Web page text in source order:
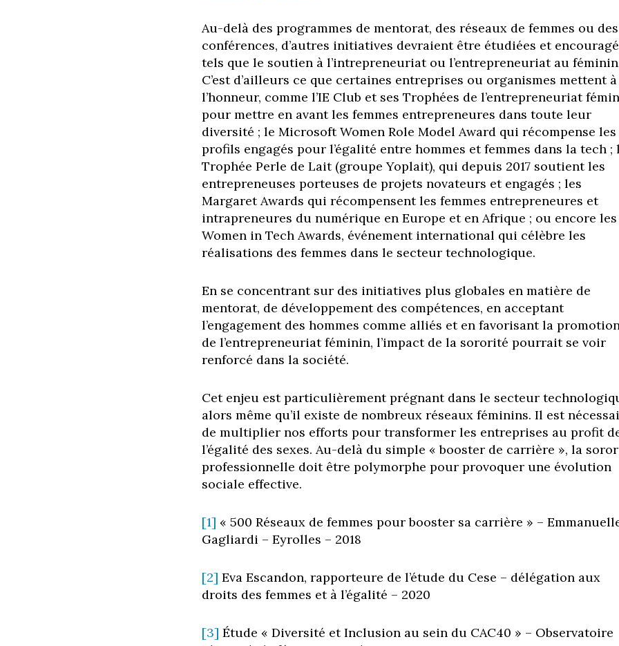
Au-delà des programmes de mentorat, des réseaux de femmes ou des
conférences, d’autres initiatives devraient être étudiées et
tels que le soutien à l’intrepreneuriat ou l’entrepreneuriat au
C’est d’ailleurs ce que certaines entreprises ou organismes mettent à
l’honneur, comme l’IE Club et ses Trophées de l’entrepreneuriat
pour mettre en avant les femmes entrepreneures dans toute leur
diversité ; le Microsoft Women Role Model Award qui récompense les
profils engagés pour l’égalité entre hommes et femmes dans la tech ;
Trophée Perle de Lait (groupe Yoplait), qui depuis 2017 soutient les
entrepreneuses porteuses de projets novateurs et engagés ; les
Margaret Awards qui récompensent les femmes entrepreneures et
intrapreneures du numérique en Europe et en Afrique ; ou encore les
Women in Tech Awards, événement international qui célèbre les
réalisations des femmes dans le secteur technologique.
En se concentrant sur des initiatives plus globales en matière de
mentorat, de développement des compétences, en acceptant
l’engagement des hommes comme alliés et en favorisant la
de l’entrepreneuriat féminin, l’impact de la sororité pourrait se voir
renforcé dans la société.
Cet enjeu est particulièrement prégnant dans le secteur
alors même qu’il existe de nombreux réseaux féminins. Il est
de multiplier nos efforts pour transformer les entreprises au profit
l’égalité des sexes. Au-delà du simple « booster de carrière », la
professionnelle doit être polymorphe pour provoquer une évolution
sociale effective.
[1] « 500 Réseaux de femmes pour booster sa carrière » –
Gagliardi – Eyrolles – 2018
[2] Eva Escandon, rapporteure de l’étude du Cese – délégation aux
droits des femmes et à l’égalité – 2020
[3] Étude « Diversité et Inclusion au sein du CAC40 » – Observatoire